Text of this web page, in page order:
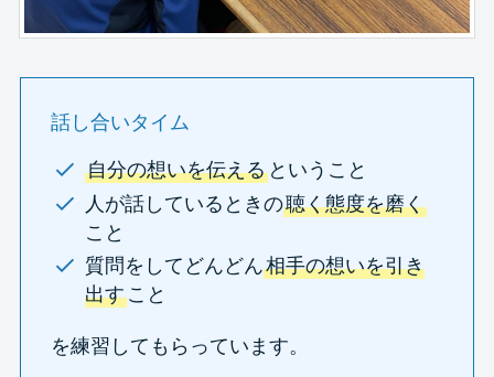
話し合いタイム
自分の想いを伝える ということ
人が話しているときの聴く態度を磨く
こと
質問をしてどんどん相手の想いを引き
出すこと
を練習してもらっています。